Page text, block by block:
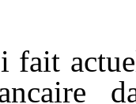
fait